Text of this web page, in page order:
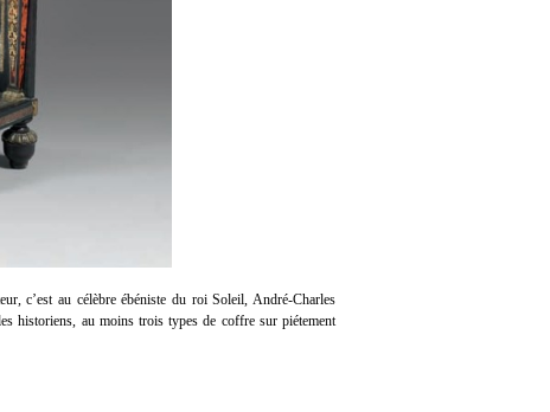
c’est au célèbre ébéniste du roi Soleil, André-Charles
historiens, au moins trois types de coffre sur piétement